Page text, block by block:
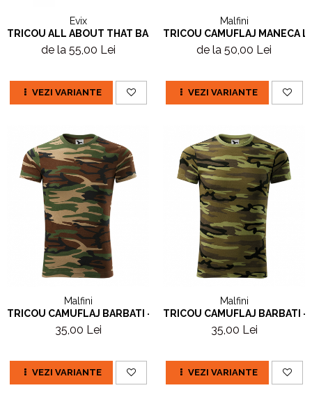
Evix
TRICOU ALL ABOUT THAT BASE
de la 55,00 Lei
VEZI VARIANTE
Malfini
TRICOU CAMUFLAJ MANECA
de la 50,00 Lei
VEZI VARIANTE
Malfini
TRICOU CAMUFLAJ BARBATI - MARO
35,00 Lei
VEZI VARIANTE
Malfini
TRICOU CAMUFLAJ BARBATI -
35,00 Lei
VEZI VARIANTE